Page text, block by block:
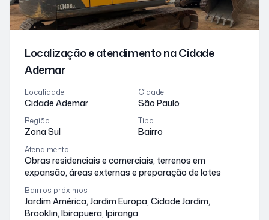
Localização e atendimentona Cidade
Ademar
Localidade
Cidade Ademar
Cidade
São Paulo
Região
Zona Sul
Tipo
Bairro
Atendimento
Obras residenciais e comerciais, terrenos em
expansão, áreas externas e preparação de lotes
Bairros próximos
Jardim América, Jardim Europa, Cidade Jardim,
Brooklin, Ibirapuera, Ipiranga